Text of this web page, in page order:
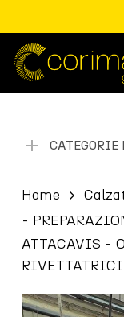
main
content
Ricerca
prodotti
CATEGORIE
Home
-
ATTACAVIS -
RIVETTATRICI